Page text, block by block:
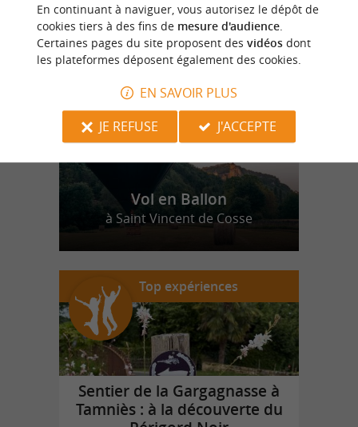
n
o
t
r
e
c
o
u
p
d
e
c
o
e
u
r
Vol en Ballon
à Saint Vincent de Cosse
Top expériences
Sentier de la Gargagnasse à
Tamniès : à la découverte du
En continuant à naviguer, vous autorisez le dépôt de
cookies tiers à des fins de mesure d'audience.
Certaines pages du site proposent des vidéosdont
les plateformes déposent également des cookies.
EN SAVOIR PLUS
JE REFUSE
J'ACCEPTE